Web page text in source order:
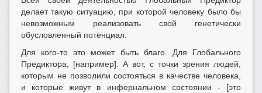
делает такую ситуацию, при которой человеку было бы
невозможным реализовать свой генетически
обусловленный потенциал.
Для кого-то это может быть благо. Для Глобального
Предиктора, [например]. А вот, с точки зрения людей,
которым не позволили состояться в качестве человека,
и которые живут в инфернальном состоянии - [это